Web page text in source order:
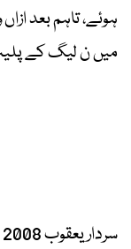
میں ن لیگ کے